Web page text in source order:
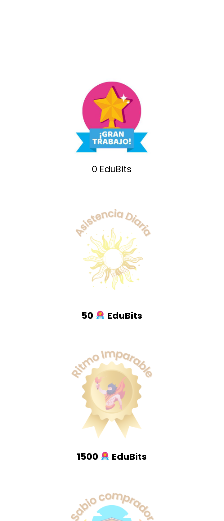
0 EduBits
50 EduBits
1500 EduBits